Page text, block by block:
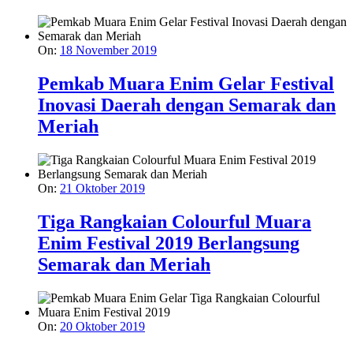
On: 18 November 2019
Pemkab Muara Enim Gelar Festival
Inovasi Daerah dengan Semarak dan
Meriah
On: 21 Oktober 2019
Tiga Rangkaian Colourful Muara
Enim Festival 2019 Berlangsung
Semarak dan Meriah
On: 20 Oktober 2019